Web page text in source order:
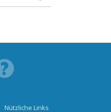
Nützliche Links